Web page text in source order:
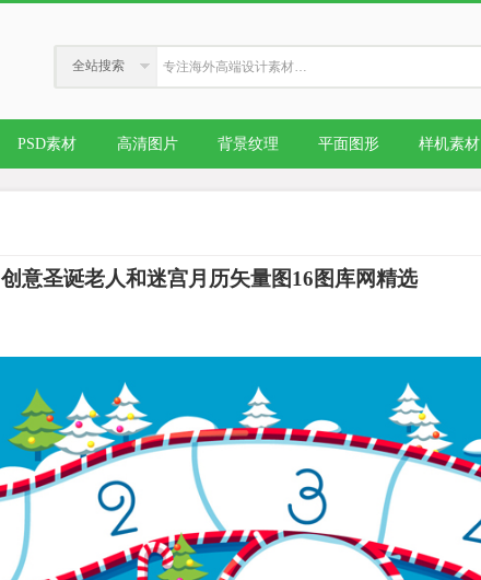
全站搜索
PSD素材 高清图片 背景纹理 平面图形 样机素材
创意圣诞老人和迷宫月历矢量图16图库网精选